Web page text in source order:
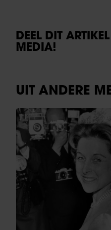
DEEL DIT
MEDIA!
UIT ANDERE